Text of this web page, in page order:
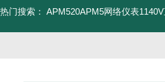
热门搜索： APM520APM5网络仪表